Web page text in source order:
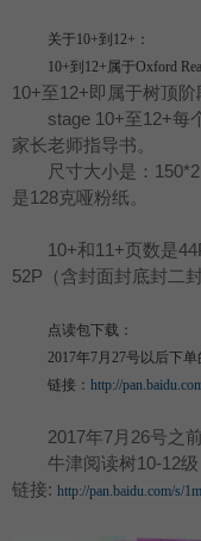
关于10+到12+：
10+到12+属于Oxford
10+至12+即属于树顶阶
stage 10+至12+每
家长老师指导书。
尺寸大小是：
是128克哑粉纸。
10+和11+页数是
52P（含封面封底封二封
点读包下载：
2017年7月27号以后下
链接： http://
2017年7月26号之前
牛津阅读树10-12级
链接: http://pan.baidu.com/s/